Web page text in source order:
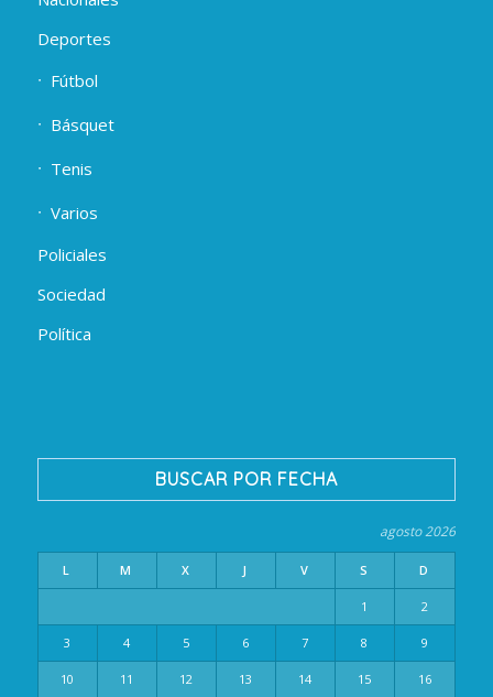
Deportes
Fútbol
Básquet
Tenis
Varios
Policiales
Sociedad
Política
BUSCAR POR FECHA
agosto 2026
L M X J V S D
1 2
3 4 5 6 7 8 9
10 11 12 13 14 15 16